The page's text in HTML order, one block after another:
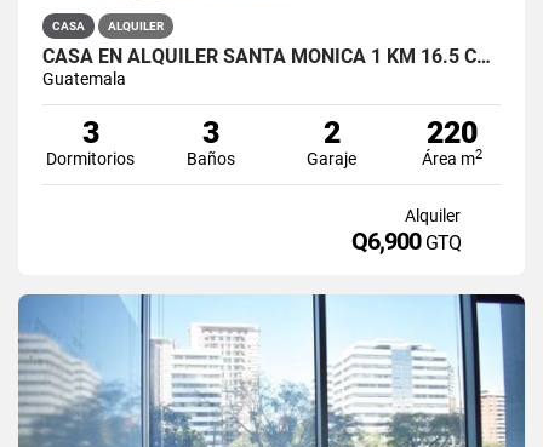
CASA ALQUILER
CASA EN ALQUILER SANTA MÓNICA 1 KM 16.5 CARRETERA A OLMECA
Guatemala
3
Dormitorios
3
Baños
2
Garaje
220
Área m2
Alquiler
Q6,900 GTQ